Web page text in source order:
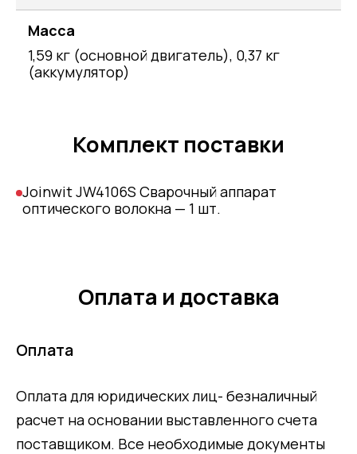
Масса
1,59 кг (основной двигатель), 0,37 кг
(аккумулятор)
Комплект поставки
Joinwit JW4106S Сварочный аппарат
оптического волокна — 1 шт.
Оплата и доставка
Оплата
Оплата для юридических лиц- безналичный
расчет на основании выставленного счета
поставщиком. Все необходимые документы